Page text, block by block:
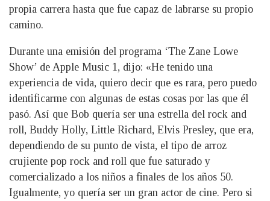
propia carrera hasta que fue capaz de labrarse su propio
camino.
Durante una emisión del programa ‘The Zane Lowe
Show’ de Apple Music 1, dijo: «He tenido una
experiencia de vida, quiero decir que es rara, pero puedo
identificarme con algunas de estas cosas por las que él
pasó. Así que Bob quería ser una estrella del rock and
roll, Buddy Holly, Little Richard, Elvis Presley, que era,
dependiendo de su punto de vista, el tipo de arroz
crujiente pop rock and roll que fue saturado y
comercializado a los niños a finales de los años 50.
Igualmente, yo quería ser un gran actor de cine. Pero si